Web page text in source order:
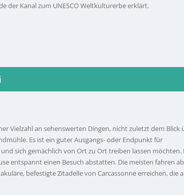
der Kanal zum UNESCO Weltkulturerbe erklärt.
Vielzahl an sehenswerten Dingen, nicht zuletzt dem Blick
Es ist ein guter Ausgangs- oder Endpunkt für
sich gemächlich von Ort zu Ort treiben lassen möchten.
entspannt einen Besuch abstatten. Die meisten fahren
befestigte Zitadelle von Carcassonne erreichen, die